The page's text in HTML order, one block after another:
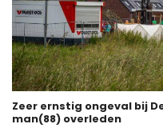
Zeer ernstig ongeval bij
man(88) overleden